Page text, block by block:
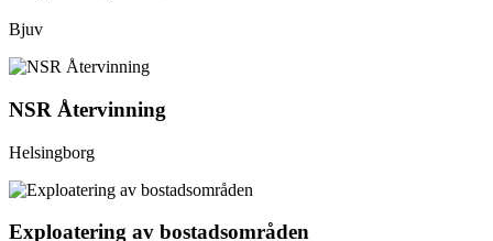
Bjuv
NSR Återvinning
Helsingborg
Exploatering av bostadsområden